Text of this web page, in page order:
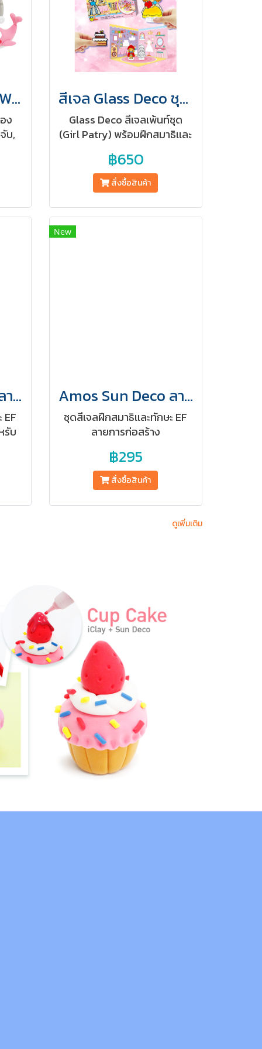
ดินเบา Mini Clay Whale (ปลอดสารพิษสำหรับเด็ก)
ง
บ,
สีเจล Glass Deco ชุด Girl Party
Glass Deco สีเจลเพ้นท์ชุด
(Girl Patry) พร้อมฝึกสมาธิเเละ
฿650
สั่งซื้อสินค้า
Amos Sun Deco ลายอาชีพในฝัน
EF
รับ
New
Amos Sun Deco ลายการก่อสร้าง
ชุดสีเจลฝึกสมาธิเเละทักษะ EF
ลายการก่อสร้าง
ทักษะ EF ในตัวสำหรับเด็ก 3+
฿295
สั่งซื้อสินค้า
ดูเพิ่มเติม